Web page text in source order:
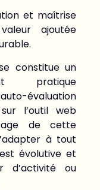
et maîtrise
ajoutée
constitue un
pratique
évaluation
l’outil web
de cette
à tout
évolutive et
d’activité ou